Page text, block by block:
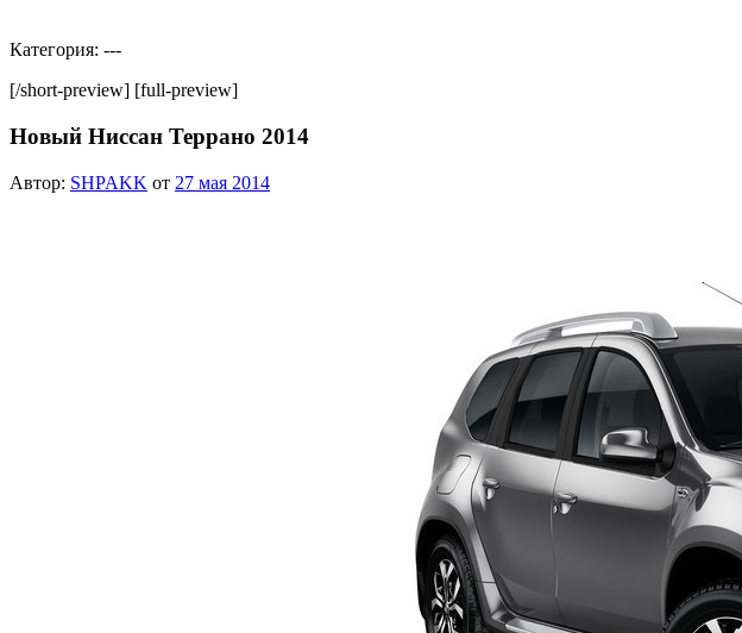
Категория: ---
[/short-preview] [full-preview]
Новый Ниссан Террано 2014
Автор: SHPAKK от 27 мая 2014